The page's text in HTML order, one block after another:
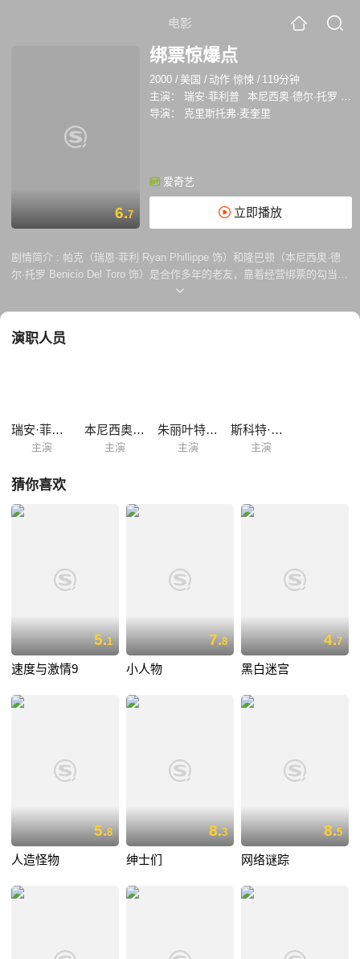
电影
6.7
绑票惊爆点
2000 / 美国 / 动作 惊悚 / 119分钟
主演：
瑞安·菲利普 本尼西奥·德尔·托罗
朱
导演：
克里斯托弗·麦奎里
爱奇艺
立即播放
剧情简介 : 帕克（瑞恩·菲利 Ryan Phillippe 饰）和隆巴顿（本尼西奥·德
尔·托罗 Benicio Del Toro 饰）是合作多年的老友，靠着经营绑票的勾当从
中牟取暴利。这一次，他们将目标放在了一个名叫罗宾（朱丽叶特·刘易斯
好好的敲上一笔。 然而，这一次，兄弟两似乎看走了眼。史达克可不是可
演职人员
瑞安·菲利普
主演
本尼西奥·德尔·托罗
主演
朱丽叶特·刘易斯
主演
斯科特·威尔森
主演
猜你喜欢
5.1
速度与激情9
7.8
小人物
4.7
黑白迷宫
5.8
人造怪物
8.3
绅士们
8.5
网络谜踪